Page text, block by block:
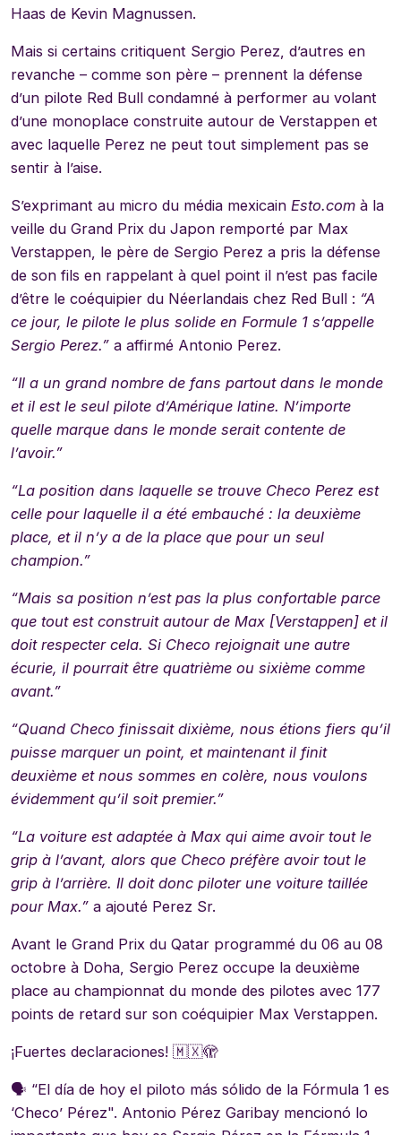
Haas de Kevin Magnussen.
Mais si certains critiquent Sergio Perez, d’autres en
revanche – comme son père – prennent la défense
d’un pilote Red Bull condamné à performer au volant
d’une monoplace construite autour de Verstappen et
avec laquelle Perez ne peut tout simplement pas se
sentir à l’aise.
S’exprimant au micro du média mexicain Esto.com à la
veille du Grand Prix du Japon remporté par Max
Verstappen, le père de Sergio Perez a pris la défense
de son fils en rappelant à quel point il n’est pas facile
d’être le coéquipier du Néerlandais chez Red Bull : “A
ce jour, le pilote le plus solide en Formule 1 s’appelle
Sergio Perez.” a affirmé Antonio Perez.
“Il a un grand nombre de fans partout dans le monde
et il est le seul pilote d’Amérique latine. N’importe
quelle marque dans le monde serait contente de
l’avoir.”
“La position dans laquelle se trouve Checo Perez est
celle pour laquelle il a été embauché : la deuxième
place, et il n’y a de la place que pour un seul
champion.”
“Mais sa position n’est pas la plus confortable parce
que tout est construit autour de Max [Verstappen] et il
doit respecter cela. Si Checo rejoignait une autre
écurie, il pourrait être quatrième ou sixième comme
avant.”
“Quand Checo finissait dixième, nous étions fiers qu’il
puisse marquer un point, et maintenant il finit
deuxième et nous sommes en colère, nous voulons
évidemment qu’il soit premier.”
“La voiture est adaptée à Max qui aime avoir tout le
grip à l’avant, alors que Checo préfère avoir tout le
grip à l’arrière. Il doit donc piloter une voiture taillée
pour Max.” a ajouté Perez Sr.
Avant le Grand Prix du Qatar programmé du 06 au 08
octobre à Doha, Sergio Perez occupe la deuxième
place au championnat du monde des pilotes avec 177
points de retard sur son coéquipier Max Verstappen.
¡Fuertes declaraciones! 🇲🇽🫣
🗣 “El día de hoy el piloto más sólido de la Fórmula 1 es
‘Checo’ Pérez". Antonio Pérez Garibay mencionó lo